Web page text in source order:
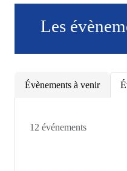
Les
Évènements à venir
12 événements